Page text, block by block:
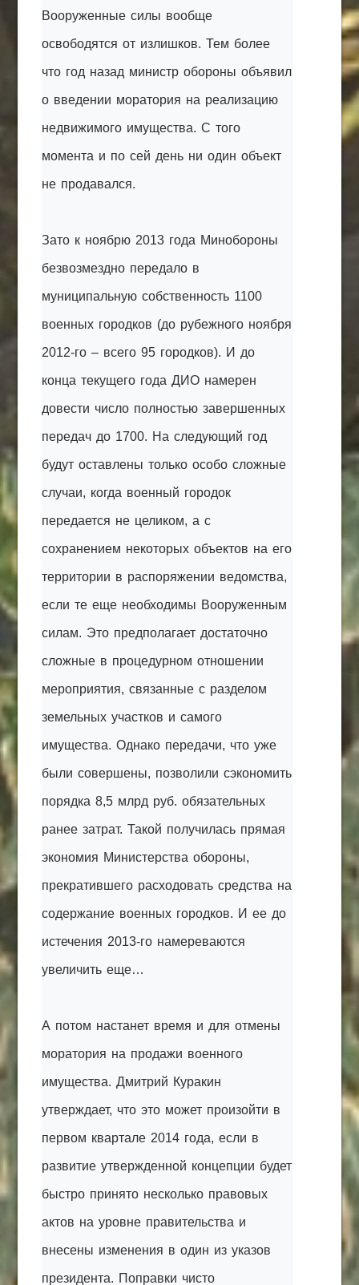
Вооруженные силы вообще
освободятся от излишков. Тем более
что год назад министр обороны объявил
о введении моратория на реализацию
недвижимого имущества. С того
момента и по сей день ни один объект
не продавался.
Зато к ноябрю 2013 года Минобороны
безвозмездно передало в
муниципальную собственность 1100
военных городков (до рубежного ноября
2012-го – всего 95 городков). И до
конца текущего года ДИО намерен
довести число полностью завершенных
передач до 1700. На следующий год
будут оставлены только особо сложные
случаи, когда военный городок
передается не целиком, а с
сохранением некоторых объектов на его
территории в распоряжении ведомства,
если те еще необходимы Вооруженным
силам. Это предполагает достаточно
сложные в процедурном отношении
мероприятия, связанные с разделом
земельных участков и самого
имущества. Однако передачи, что уже
были совершены, позволили сэкономить
порядка 8,5 млрд руб. обязательных
ранее затрат. Такой получилась прямая
экономия Министерства обороны,
прекратившего расходовать средства на
содержание военных городков. И ее до
истечения 2013-го намереваются
увеличить еще…
А потом настанет время и для отмены
моратория на продажи военного
имущества. Дмитрий Куракин
утверждает, что это может произойти в
первом квартале 2014 года, если в
развитие утвержденной концепции будет
быстро принято несколько правовых
актов на уровне правительства и
внесены изменения в один из указов
президента. Поправки чисто